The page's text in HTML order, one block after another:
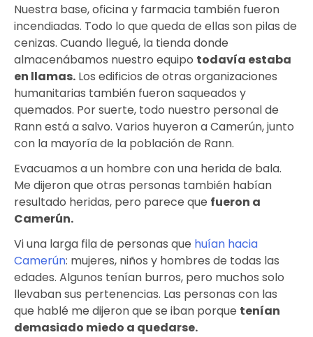
Nuestra base, oficina y farmacia también fueron
incendiadas. Todo lo que queda de ellas son pilas de
cenizas. Cuando llegué, la tienda donde
almacenábamos nuestro equipo todavía estaba
en llamas. Los edificios de otras organizaciones
humanitarias también fueron saqueados y
quemados. Por suerte, todo nuestro personal de
Rann está a salvo. Varios huyeron a Camerún, junto
con la mayoría de la población de Rann.
Evacuamos a un hombre con una herida de bala.
Me dijeron que otras personas también habían
resultado heridas, pero parece que fueron a
Camerún.
Vi una larga fila de personas que huían hacia
Camerún: mujeres, niños y hombres de todas las
edades. Algunos tenían burros, pero muchos solo
llevaban sus pertenencias. Las personas con las
que hablé me dijeron que se iban porque tenían
demasiado miedo a quedarse.